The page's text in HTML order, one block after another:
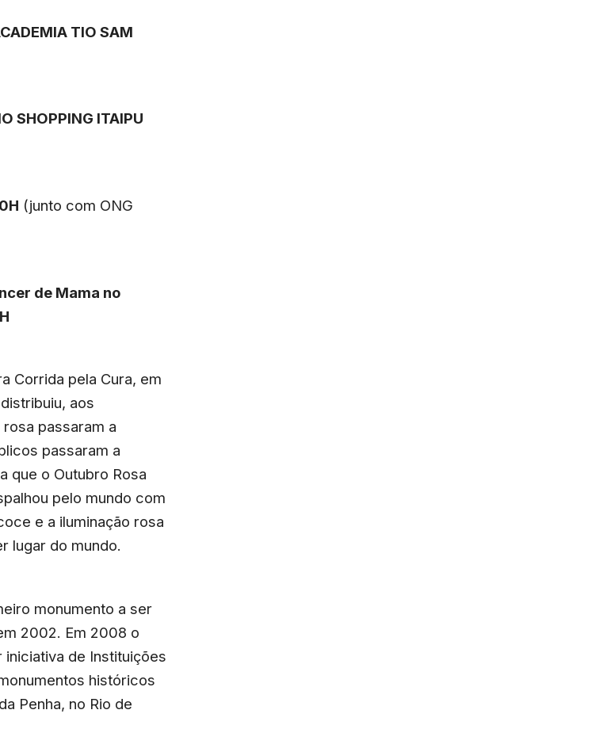
TIO SAM
SHOPPING ITAIPU
(junto com ONG
de Mama no
Corrida pela Cura, em
aos
passaram a
passaram a
que o Outubro Rosa
pelo mundo com
e a iluminação rosa
lugar do mundo.
monumento a ser
2002. Em 2008 o
de Instituições
históricos
Penha, no Rio de